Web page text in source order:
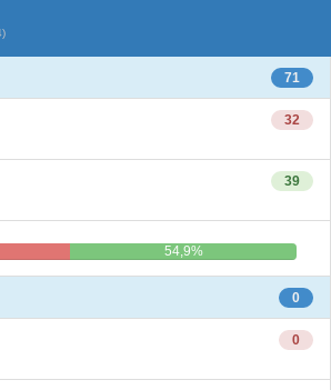
71
32
39
54,9%
0
0